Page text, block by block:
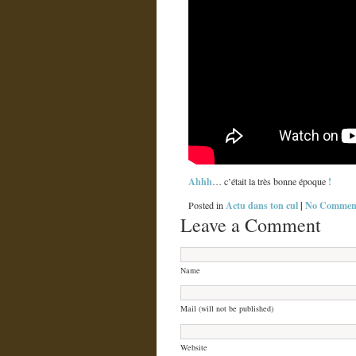
Ahhh… c’était la très bonne époque !
Posted inActu dans ton cul| No
Leave a Comment
Name
Mail (will not be published)
Website